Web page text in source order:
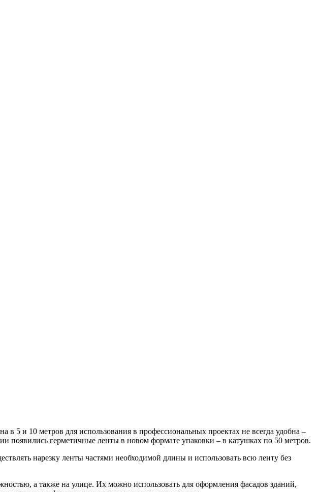
5 и 10 метров для использования в профессиональных проектах не всегда удобна –
появились герметичные ленты в новом формате упаковки – в катушках по 50 метров.
нарезку ленты частями необходимой длины и использовать всю ленту без
а также на улице. Их можно использовать для оформления фасадов зданий,